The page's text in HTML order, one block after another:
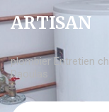
ARTISAN
plombier Entretien
Daoulas